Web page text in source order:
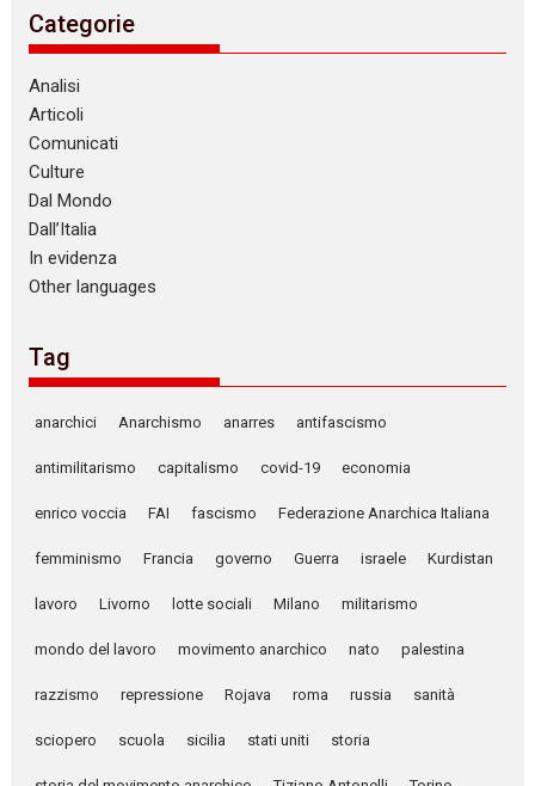
Categorie
Analisi
Articoli
Comunicati
Culture
Dal Mondo
Dall’Italia
In evidenza
Other languages
Tag
anarchici Anarchismo anarres antifascismo
antimilitarismo capitalismo covid-19 economia
enrico voccia FAI fascismo Federazione Anarchica Italiana
femminismo Francia governo Guerra israele Kurdistan
lavoro Livorno lotte sociali Milano militarismo
mondo del lavoro movimento anarchico nato palestina
razzismo repressione Rojava roma russia sanità
sciopero scuola sicilia stati uniti storia